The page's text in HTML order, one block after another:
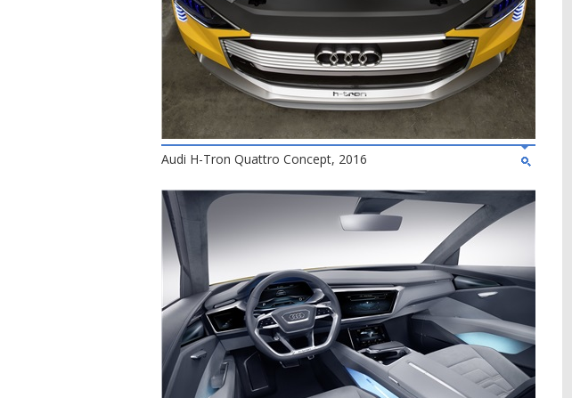
Audi H-Tron Quattro Concept, 2016